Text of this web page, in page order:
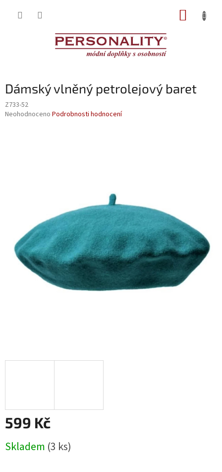
Dámský vlněný petrolejový baret
Z733-52
Průměrné
Neohodnoceno Podrobnosti hodnocení
599 Kč
cena:
Skladem (3 ks)